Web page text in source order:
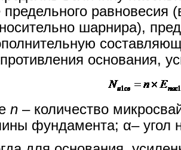
предельного равновесия
шарнира),
основания,
n – количество
фундамента; α– угол